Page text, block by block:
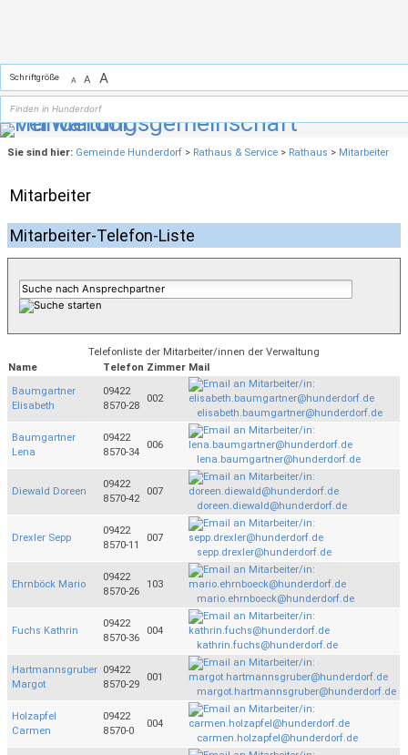
Schriftgröße A A A
Sie sind hier: Gemeinde Hunderdorf > Rathaus & Service > Rathaus > Mitarbeiter
Mitarbeiter
Mitarbeiter-Telefon-Liste
Telefonliste der Mitarbeiter/innen der Verwaltung
Name
Telefon Zimmer Mail
Baumgartner
Elisabeth
09422
8570-28
002
elisabeth.baumgartner@hunderdorf.de
Baumgartner
Lena
09422
8570-34
006
lena.baumgartner@hunderdorf.de
Diewald Doreen
09422
8570-42
007
doreen.diewald@hunderdorf.de
Drexler Sepp
09422
8570-11
007
sepp.drexler@hunderdorf.de
Ehrnböck Mario
09422
8570-26
103
mario.ehrnboeck@hunderdorf.de
Fuchs Kathrin
09422
8570-36
004
kathrin.fuchs@hunderdorf.de
Hartmannsgruber
Margot
09422
8570-29
001
margot.hartmannsgruber@hunderdorf.de
Holzapfel
Carmen
09422
8570-0
004
carmen.holzapfel@hunderdorf.de